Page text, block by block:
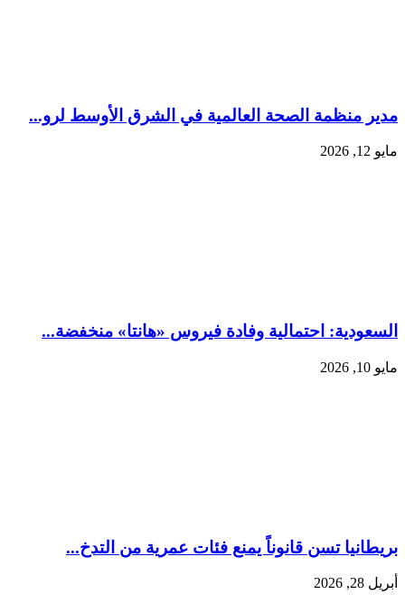
مدير منظمة الصحة العالمية في الشرق الأوسط لرو...
مايو 12, 2026
السعودية: احتمالية وفادة فيروس «هانتا» منخفضة...
مايو 10, 2026
بريطانيا تسن قانوناً يمنع فئات عمرية من التدخ...
أبريل 28, 2026